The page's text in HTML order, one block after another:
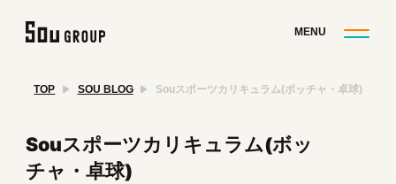
TOP SOU BLOG Souスポーツカリキュラム(ボッチャ・卓球)
Souスポーツカリキュラム(ボッ
チャ・卓球)